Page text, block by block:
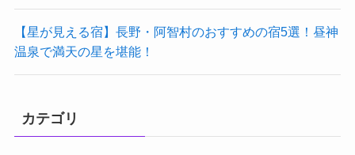
【星が見える宿】長野・阿智村のおすすめの宿5選！昼神
温泉で満天の星を堪能！
カテゴリ